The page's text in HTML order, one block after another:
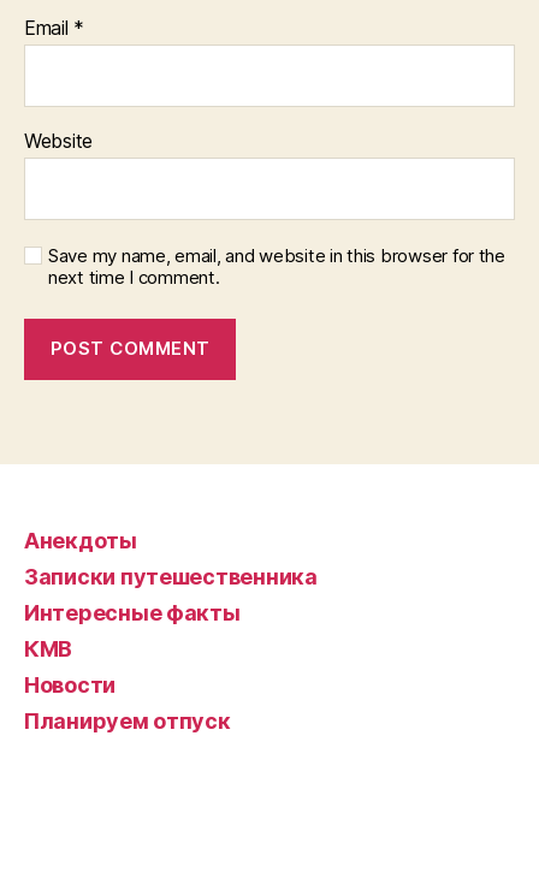
Email *
Website
Save my name, email, and website in this browser for the
next time I comment.
Анекдоты
Записки путешественника
Интересные факты
КМВ
Новости
Планируем отпуск